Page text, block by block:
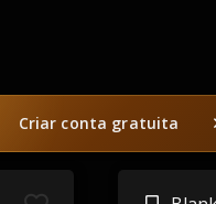
Criar conta gratuita